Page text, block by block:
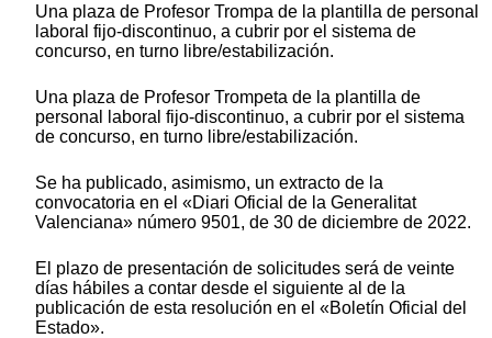
Una plaza de Profesor Trompa de la plantilla de personal
laboral fijo-discontinuo, a cubrir por el sistema de
concurso, en turno libre/estabilización.
Una plaza de Profesor Trompeta de la plantilla de
personal laboral fijo-discontinuo, a cubrir por el sistema
de concurso, en turno libre/estabilización.
Se ha publicado, asimismo, un extracto de la
convocatoria en el «Diari Oficial de la Generalitat
Valenciana» número 9501, de 30 de diciembre de 2022.
El plazo de presentación de solicitudes será de veinte
días hábiles a contar desde el siguiente al de la
publicación de esta resolución en el «Boletín Oficial del
Estado».